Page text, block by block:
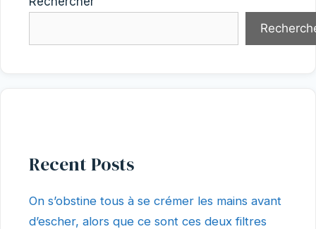
Recent Posts
On s’obstine tous à se crémer les mains avant
d’escher, alors que ce sont ces deux filtres